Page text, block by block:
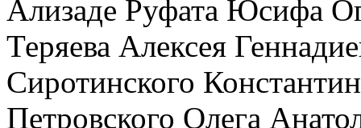
Ализаде Руфата Юсифа
Теряева Алексея
Сиротинского
Петровского Олега